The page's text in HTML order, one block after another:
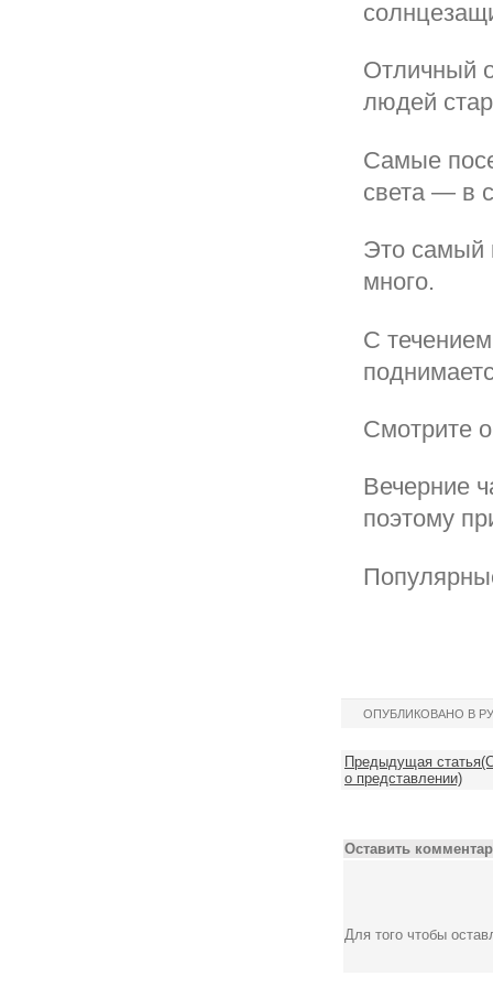
Отличный
людей
Самые
света — в
Это самый
много.
С
Смотрите
Вечерние
поэтому
ОПУБЛИКОВАНО В
Предыдущая
о представлении)
Оставить
Для того чтобы